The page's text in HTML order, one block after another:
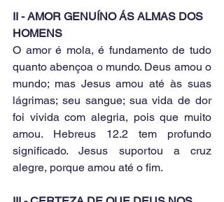
II - AMOR GENUÍNO ÁS ALMAS DOS
HOMENS
O amor é mola, é fundamento de tudo
quanto abençoa o mundo. Deus amou o
mundo; mas Jesus amou até às suas
lágrimas; seu sangue; sua vida de dor
foi vivida com alegria, pois que muito
amou. Hebreus 12.2 tem profundo
significado. Jesus suportou a cruz
alegre, porque amou até o fim.